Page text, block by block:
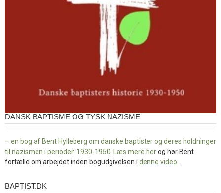
DANSK BAPTISME OG TYSK NAZISME
– en bog af Bent Hylleberg om danske baptister og deres holdninger
til nazismen i perioden 1930-1950. Læs mere herog hør Bent
fortælle om arbejdet inden bogudgivelsen i denne video
baptist.dk
BAPTIST.DK